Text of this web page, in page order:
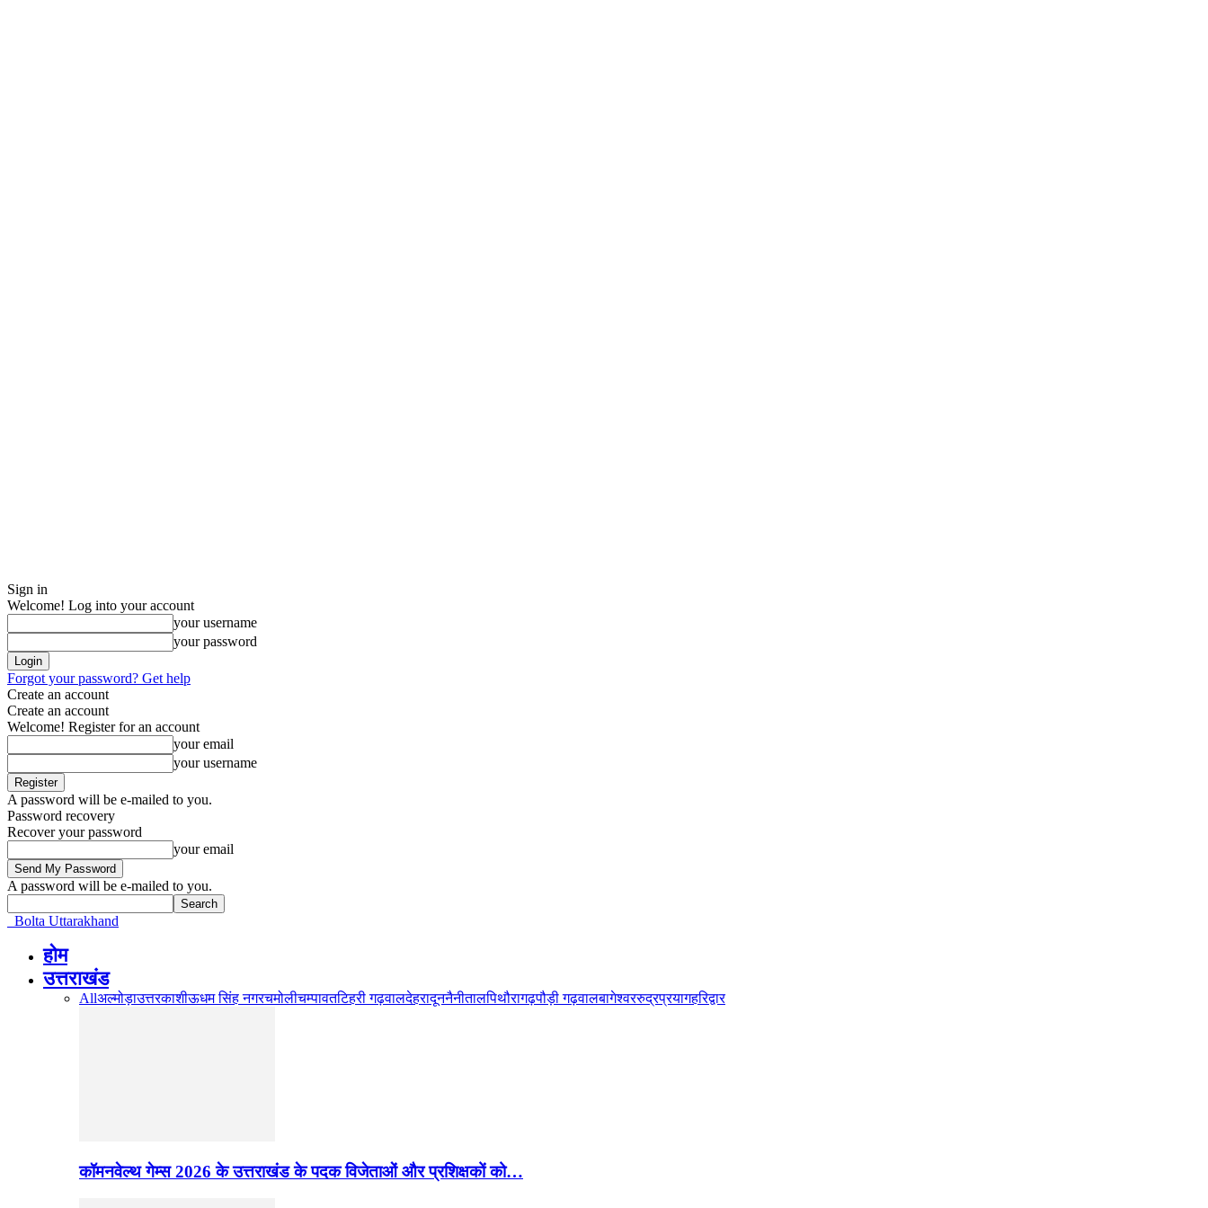
Sign in
Welcome! Log into your account
your username
your password
Forgot your password? Get help
Create an account
Create an account
Welcome! Register for an account
your email
your username
A password will be e-mailed to you.
Password recovery
Recover your password
your email
A password will be e-mailed to you.
Bolta Uttarakhand
होम
उत्तराखंड
Allअल्मोड़ाउत्तरकाशीऊधम सिंह नगरचमोलीचम्पावतटिहरी गढ़वालदेहरादूननैनीतालपिथौरागढ़पौड़ी गढ़वालबागेश्वररुद्रप्रयागहरिद्वार
कॉमनवेल्थ गेम्स 2026 के उत्तराखंड के पदक विजेताओं और प्रशिक्षकों को…